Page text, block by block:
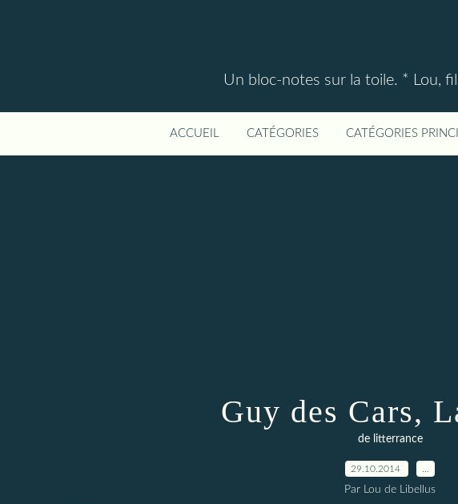
Un bloc-notes sur la toile. * Lou,
ACCUEIL CATÉGORIES CATÉGORIES
Guy des Cars,
de litterrance
29.10.2014
Par Lou de Libellus